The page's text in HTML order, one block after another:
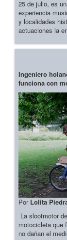
25 de julio, es
experiencia
y localidades
actuaciones la
Ingeniero
funciona con
Por Lolita
La slootmotor
motocicleta que
no dañan el